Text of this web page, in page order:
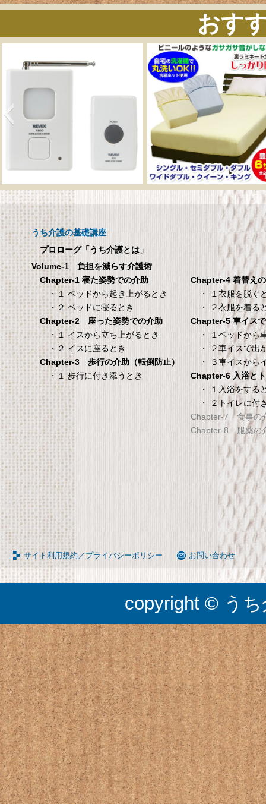
おす
呼び出しチャイムセット
X810
呼び出しチャイムセット X810
メーカー直販 ベッ
ックスシーツ 防水
ツ 【介護シーツ･ベ
用防水シーツ】シ
100×200×30cm ク
メーカー直販 ベッド用ボ
シーツ 防水シーツ 【介護
ベッド用防水シーツ】シ
100×200×30cm クリー
タンスのゲン 介護用ベ
ッドテーブル キャスタ
ー付き 伸縮式 高さ調節
可能 Licht リヒト
65090050BR
タンスのゲン 介護用ベッドテー
ブル キャスター付き 伸縮式 高さ
調節可能 Licht リヒト
65090050BR
TANITA 【乗った人
タリと当てる「乗
機能」搭載】 体組
ホワイト BC-754-
TANITA 【乗った人をピタ
てる「乗るピタ機能」搭
組成計 ホワイト BC-754-
うち介護の基礎講座
プロローグ「うち介護とは」
Volume-1 負担を減らす介護術
Chapter-1 寝た姿勢での介助
・１ ベッドから起き上がるとき
・２ ベッドに寝るとき
Chapter-2 座った姿勢での介助
・１ イスから立ち上がるとき
・２ イスに座るとき
Chapter-3 歩行の介助（転倒防止）
・１ 歩行に付き添うとき
Chapter-4 着替え
・ １衣服を脱ぐ
・ ２衣服を着る
Chapter-5 車イス
・ １ベッドから
・ ２車イスで出
・ ３車イスから
Chapter-6 入浴と
・ １入浴をする
・ ２トイレに付
Chapter-7 食事の
Chapter-8 服薬の
サイト利用規約／プライバシーポリシー お問い合わせ
copyright © う